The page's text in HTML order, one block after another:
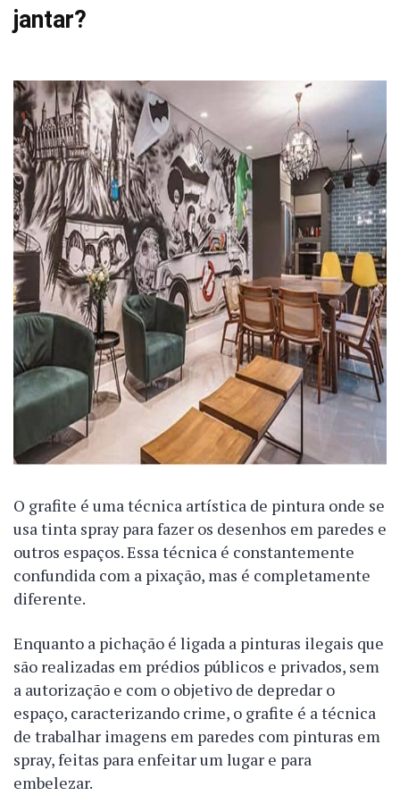
jantar?
O grafite é uma técnica artística de pintura onde se
usa tinta spray para fazer os desenhos em paredes e
outros espaços. Essa técnica é constantemente
confundida com a pixação, mas é completamente
diferente.
Enquanto a pichação é ligada a pinturas ilegais que
são realizadas em prédios públicos e privados, sem
a autorização e com o objetivo de depredar o
espaço, caracterizando crime, o grafite é a técnica
de trabalhar imagens em paredes com pinturas em
spray, feitas para enfeitar um lugar e para
embelezar.